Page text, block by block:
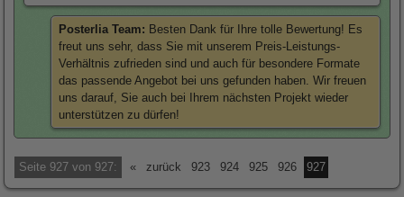
Posterlia Team: Besten Dank für Ihre tolle Bewertung! Es
freut uns sehr, dass Sie mit unserem Preis-Leistungs-
Verhältnis zufrieden sind und auch für besondere Formate
das passende Angebot bei uns gefunden haben. Wir freuen
uns darauf, Sie auch bei Ihrem nächsten Projekt wieder
unterstützen zu dürfen!
Seite 927 von 927: « zurück 923 924 925 926 927